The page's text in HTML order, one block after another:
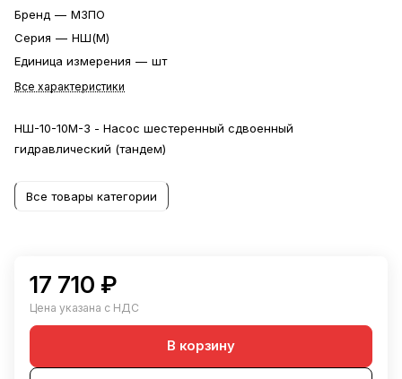
Бренд — МЗПО
Серия — НШ(М)
Единица измерения — шт
Все характеристики
НШ-10-10М-3 - Насос шестеренный сдвоенный
гидравлический (тандем)
Все товары категории
17 710 ₽
Цена указана с НДС
В корзину